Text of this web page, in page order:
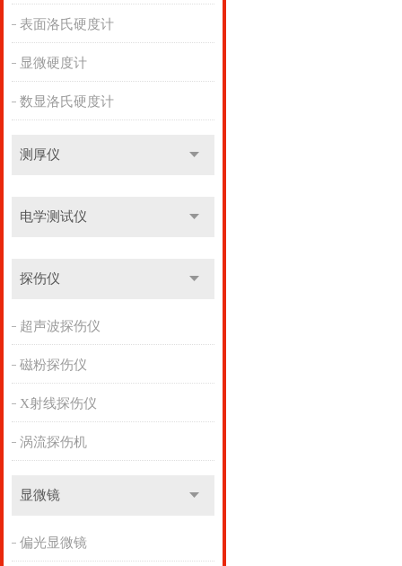
表面洛氏硬度计
显微硬度计
数显洛氏硬度计
测厚仪
电学测试仪
探伤仪
超声波探伤仪
磁粉探伤仪
X射线探伤仪
涡流探伤机
显微镜
偏光显微镜